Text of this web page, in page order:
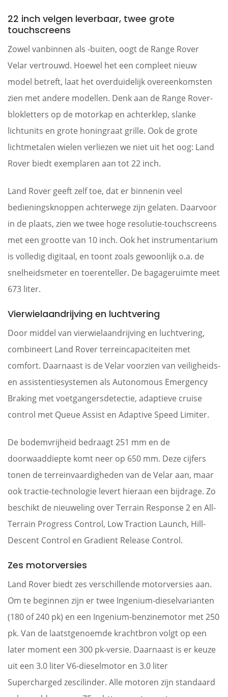
22 inch velgen leverbaar, twee grote
touchscreens
Zowel vanbinnen als -buiten, oogt de Range Rover
Velar vertrouwd. Hoewel het een compleet nieuw
model betreft, laat het overduidelijk overeenkomsten
zien met andere modellen. Denk aan de Range Rover-
blokletters op de motorkap en achterklep, slanke
lichtunits en grote honingraat grille. Ook de grote
lichtmetalen wielen verliezen we niet uit het oog: Land
Rover biedt exemplaren aan tot 22 inch.
Land Rover geeft zelf toe, dat er binnenin veel
bedieningsknoppen achterwege zijn gelaten. Daarvoor
in de plaats, zien we twee hoge resolutie-touchscreens
met een grootte van 10 inch. Ook het instrumentarium
is volledig digitaal, en toont zoals gewoonlijk o.a. de
snelheidsmeter en toerenteller. De bagageruimte meet
673 liter.
Vierwielaandrijving en luchtvering
Door middel van vierwielaandrijving en luchtvering,
combineert Land Rover terreincapaciteiten met
comfort. Daarnaast is de Velar voorzien van veiligheids-
en assistentiesystemen als Autonomous Emergency
Braking met voetgangersdetectie, adaptieve cruise
control met Queue Assist en Adaptive Speed Limiter.
De bodemvrijheid bedraagt 251 mm en de
doorwaaddiepte komt neer op 650 mm. Deze cijfers
tonen de terreinvaardigheden van de Velar aan, maar
ook tractie-technologie levert hieraan een bijdrage. Zo
beschikt de nieuweling over Terrain Response 2 en All-
Terrain Progress Control, Low Traction Launch, Hill-
Descent Control en Gradient Release Control.
Zes motorversies
Land Rover biedt zes verschillende motorversies aan.
Om te beginnen zijn er twee Ingenium-dieselvarianten
(180 of 240 pk) en een Ingenium-benzinemotor met 250
pk. Van de laatstgenoemde krachtbron volgt op een
later moment een 300 pk-versie. Daarnaast is er keuze
uit een 3.0 liter V6-dieselmotor en 3.0 liter
Supercharged zescilinder. Alle motoren zijn standaard